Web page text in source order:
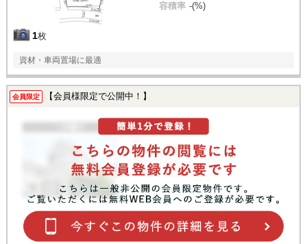
1枚
容積率 -(%)
資材・車両置場に最適
会員限定 【会員様限定で公開中！】